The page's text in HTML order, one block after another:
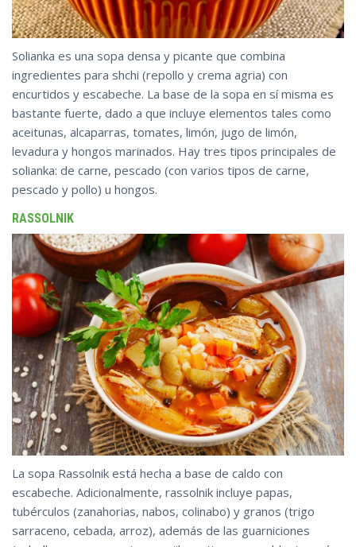
Solianka es una sopa densa y picante que combina
ingredientes para shchi (repollo y crema agria) con
encurtidos y escabeche. La base de la sopa en sí misma es
bastante fuerte, dado a que incluye elementos tales como
aceitunas, alcaparras, tomates, limón, jugo de limón,
levadura y hongos marinados. Hay tres tipos principales de
solianka: de carne, pescado (con varios tipos de carne,
pescado y pollo) u hongos.
RASSOLNIK
La sopa Rassolnik está hecha a base de caldo con
escabeche. Adicionalmente, rassolnik incluye papas,
tubérculos (zanahorias, nabos, colinabo) y granos (trigo
sarraceno, cebada, arroz), además de las guarniciones